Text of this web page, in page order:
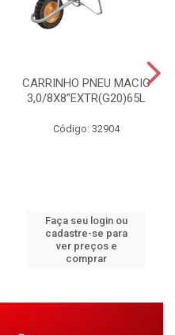
CARRINHO PNEU MACIC
3,0/8X8”EXTR(G20)65L
Código: 32904
Faça seu login ou
cadastre-se para
ver preços e
comprar